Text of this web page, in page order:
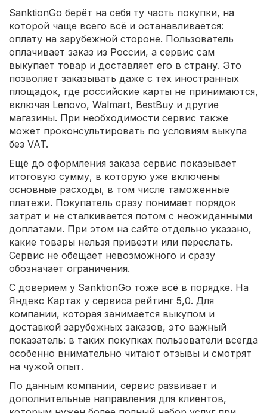
SanktionGo берёт на себя ту часть покупки, на
которой чаще всего всё и останавливается:
оплату на зарубежной стороне. Пользователь
оплачивает заказ из России, а сервис сам
выкупает товар и доставляет его в страну. Это
позволяет заказывать даже с тех иностранных
площадок, где российские карты не принимаются,
включая Lenovo, Walmart, BestBuy и другие
магазины. При необходимости сервис также
может проконсультировать по условиям выкупа
без VAT.
Ещё до оформления заказа сервис показывает
итоговую сумму, в которую уже включены
основные расходы, в том числе таможенные
платежи. Покупатель сразу понимает порядок
затрат и не сталкивается потом с неожиданными
доплатами. При этом на сайте отдельно указано,
какие товары нельзя привезти или переслать.
Сервис не обещает невозможного и сразу
обозначает ограничения.
С доверием у SanktionGo тоже всё в порядке. На
Яндекс Картах у сервиса рейтинг 5,0. Для
компании, которая занимается выкупом и
доставкой зарубежных заказов, это важный
показатель: в таких покупках пользователи всегда
особенно внимательно читают отзывы и смотрят
на чужой опыт.
По данным компании, сервис развивает и
дополнительные направления для клиентов,